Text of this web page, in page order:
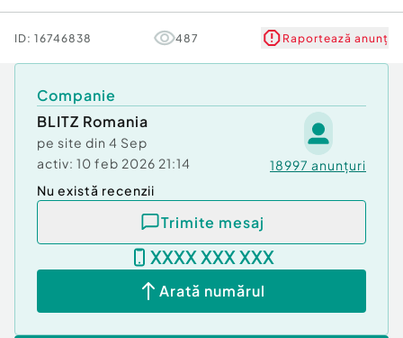
ID: 16746838 487 Raportează anunț
Companie
BLITZ Romania
pe site din 4 Sep
activ: 10 feb 2026 21:14 18997 anunțuri
Nu există recenzii
Trimite mesaj
XXXX XXX XXX
Arată numărul